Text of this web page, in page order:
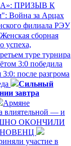
ПРИЗЫВ К
Война за Арцах
филиала РЭУ
Женская сборная
успеха,
туре турнира
3:0 победила
после разгрома
Сильный
завтра
Армяне
влиятельной — и
ОКОНЧИЛИ
участие в